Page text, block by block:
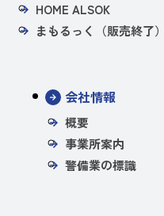
HOME ALSOK
まもるっく（販売終了）
会社情報
概要
事業所案内
警備業の標識